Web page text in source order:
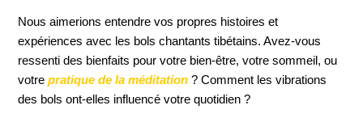
Nous aimerions entendre vos propres histoires et
expériences avec les bols chantants tibétains. Avez-vous
ressenti des bienfaits pour votre bien-être, votre sommeil, ou
votre pratique de la méditation? Comment les vibrations
des bols ont-elles influencé votre quotidien ?